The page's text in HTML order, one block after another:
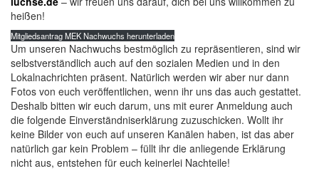
heißen!
Mitgliedsantrag MEK Nachwuchs herunterladen
Um unseren Nachwuchs bestmöglich zu repräsentieren, sind wir
selbstverständlich auch auf den sozialen Medien und in den
Lokalnachrichten präsent. Natürlich werden wir aber nur dann
Fotos von euch veröffentlichen, wenn ihr uns das auch gestattet.
Deshalb bitten wir euch darum, uns mit eurer Anmeldung auch
die folgende Einverständniserklärung zuzuschicken. Wollt ihr
keine Bilder von euch auf unseren Kanälen haben, ist das aber
natürlich gar kein Problem – füllt ihr die anliegende Erklärung
nicht aus, entstehen für euch keinerlei Nachteile!